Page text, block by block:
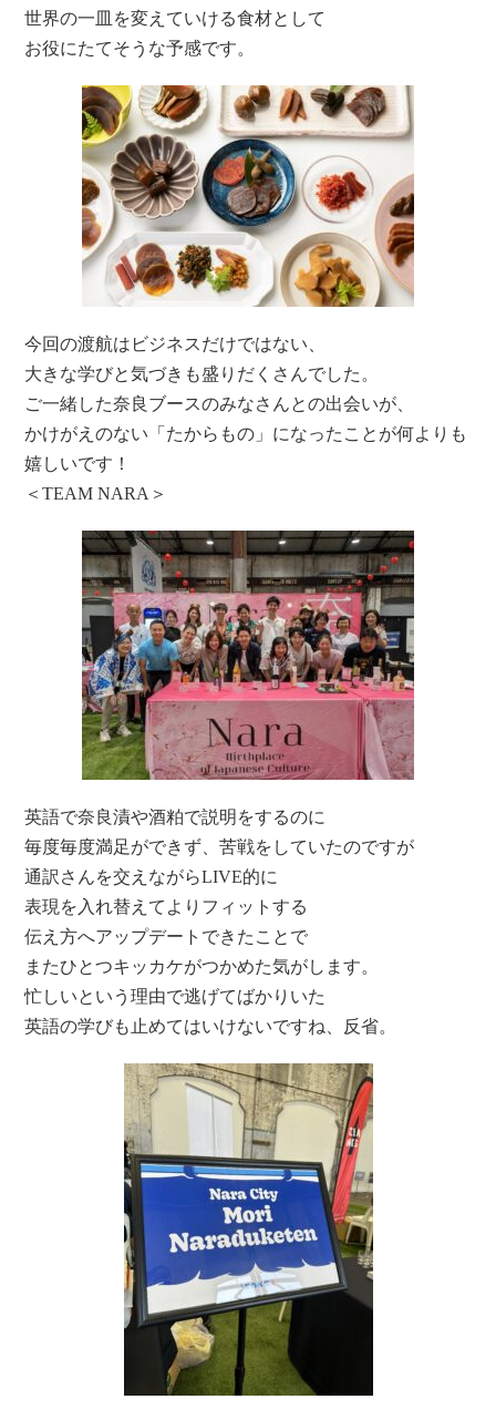
世界の一皿を変えていける食材として
お役にたてそうな予感です。
今回の渡航はビジネスだけではない、
大きな学びと気づきも盛りだくさんでした。
ご一緒した奈良ブースのみなさんとの出会いが、
かけがえのない「たからもの」になったことが何よりも
嬉しいです！
＜TEAM NARA＞
英語で奈良漬や酒粕で説明をするのに
毎度毎度満足ができず、苦戦をしていたのですが
通訳さんを交えながらLIVE的に
表現を入れ替えてよりフィットする
伝え方へアップデートできたことで
またひとつキッカケがつかめた気がします。
忙しいという理由で逃げてばかりいた
英語の学びも止めてはいけないですね、反省。